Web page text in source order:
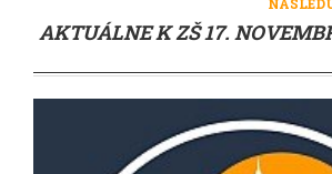
AKTUÁLNE K ZŠ 17.